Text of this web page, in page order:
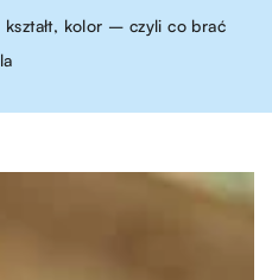
kształt, kolor – czyli co brać